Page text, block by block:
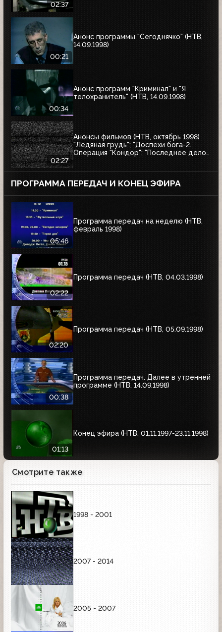
02:37
00:21
Анонс программы "Сегоднячко" (НТВ,
14.09.1998)
00:34
Анонс программ "Криминал" и "Я
телохранитель" (НТВ, 14.09.1998)
02:27
Анонсы фильмов (НТВ, октябрь 1998)
"Ледяная грудь"; "Доспехи бога-2.
Операция "Кондор"; "Последнее дело
ПРОГРАММА ПЕРЕДАЧ И КОНЕЦ ЭФИРА
05:46
Программа передач на неделю (НТВ,
февраль 1998)
02:22
Программа передач (НТВ, 04.03.1998)
02:20
Программа передач (НТВ, 05.09.1998)
00:38
Программа передач. Далее в утренней
программе (НТВ, 14.09.1998)
01:13
Конец эфира (НТВ, 01.11.1997-23.11.1998)
Смотрите также
1998 - 2001
2007 - 2014
2005 - 2007